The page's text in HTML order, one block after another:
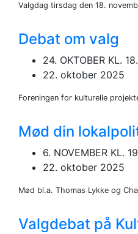
Valgdag tirsdag den 18.
Debat om valg
24. OKTOBER KL.
22. oktober 2025
Foreningen for kulturelle
Mød din
6. NOVEMBER KL.
22. oktober 2025
Mød bl.a. Thomas Lykke og
Valgdebat på